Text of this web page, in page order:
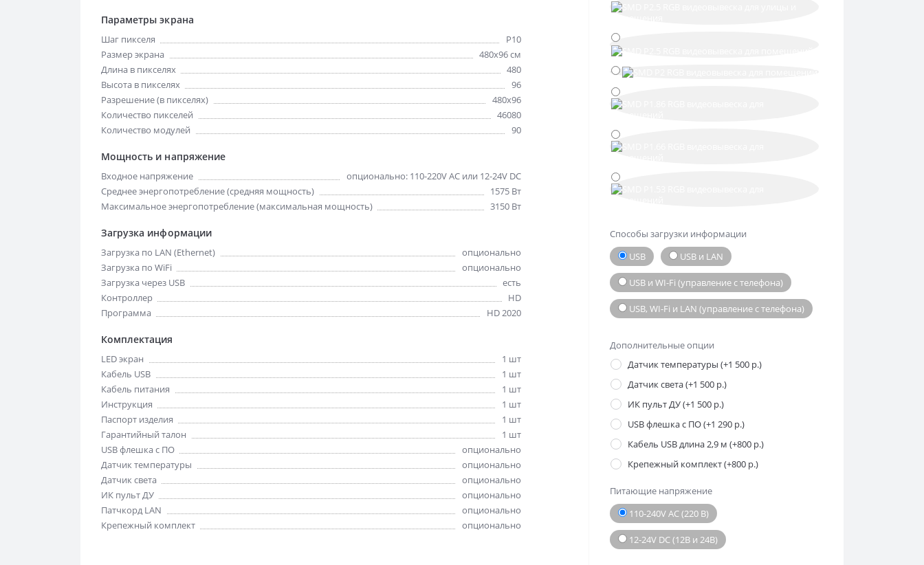
Параметры экрана
Шаг пикселя
Р10
Размер экрана
480х96 см
Длина в пикселях
480
Высота в пикселях
96
Разрешение (в пикселях)
480x96
Количество пикселей
46080
Количество модулей
90
Мощность и напряжение
Входное напряжение
опционально: 110-220V AC или 12-24V DC
Среднее энергопотребление (средняя мощность)
1575 Вт
Максимальное энергопотребление (максимальная мощность)
3150 Вт
Загрузка информации
Загрузка по LAN (Ethernet)
опционально
Загрузка по WiFi
опционально
Загрузка через USB
есть
Контроллер
HD
Программа
HD 2020
Комплектация
LED экран
1 шт
Кабель USB
1 шт
Кабель питания
1 шт
Инструкция
1 шт
Паспорт изделия
1 шт
Гарантийный талон
1 шт
USB флешка с ПО
опционально
Датчик температуры
опционально
Датчик света
опционально
ИК пульт ДУ
опционально
Патчкорд LAN
опционально
Крепежный комплект
опционально
Способы загрузки информации
USB
USB и LAN
USB и WI-Fi (управление с телефона)
USB, WI-Fi и LAN (управление с телефона)
Дополнительные опции
Датчик температуры (+1 500 р.)
Датчик света (+1 500 р.)
ИК пульт ДУ (+1 500 р.)
USB флешка с ПО (+1 290 р.)
Кабель USB длина 2,9 м (+800 р.)
Крепежный комплект (+800 р.)
Питающие напряжение
110-240V AC (220 В)
12-24V DC (12В и 24В)